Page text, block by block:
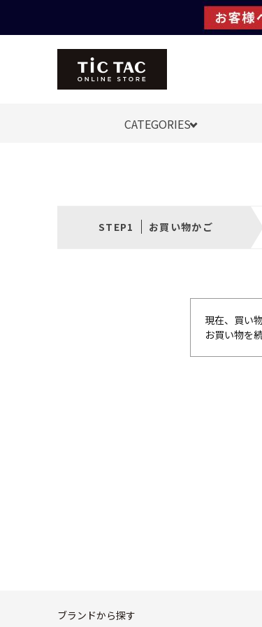
CATEGORIES
お買い物かご
現在、買い
お買い物を
ブランドから探す